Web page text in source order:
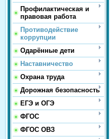
Профилактическая и
правовая работа
Противодействие
коррупции
Одарённые дети
Наставничество
Охрана труда
Дорожная безопасность
ЕГЭ и ОГЭ
ФГОС
ФГОС ОВЗ